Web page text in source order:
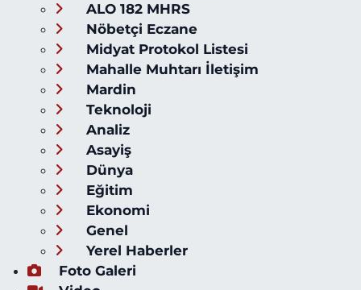
ALO 182 MHRS
Nöbetçi Eczane
Midyat Protokol Listesi
Mahalle Muhtarı İletişim
Mardin
Teknoloji
Analiz
Asayiş
Dünya
Eğitim
Ekonomi
Genel
Yerel Haberler
Foto Galeri